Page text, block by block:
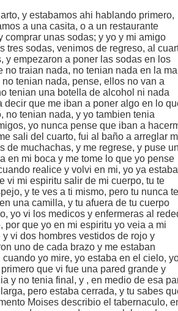
y estabamos ahi hablando primero,
a una casita, o a un restaurante
comprar unas sodas; y yo y mi amigo
tres sodas, venimos de regreso, al
y empezaron a poner las sodas en los
no traian nada, no tenian nada en la
tenian nada, pense, ellos no van a
tenian una botella de alcohol ni nada
decir que me iban a poner algo en lo
no tenian nada, y yo tambien tenia
yo nunca pense que iban a
sali del cuarto, fui al baño a arreglar
de muchachas, y me regrese, y puse un
en mi boca y me tome lo que yo pense
realice y volvi en mi, yo ya estaba
vi mi espiritu salir de mi cuerpo, tu te
y te ves a ti mismo, pero tu nunca te
una camilla, y tu afuera de tu cuerpo
yo vi los medicos y enfermeras al
por que yo en mi espiritu yo veia a mi
vi dos hombres vestidos de rojo y
uno de cada brazo y me estaban
cuando yo mire, yo estaba en el cielo,
que vi fue una pared grande y
y no tenia final, y , en medio de esa
pero estaba cerrada, y tu sabes
Moises describio el tabernaculo,